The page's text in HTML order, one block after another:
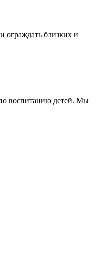
ограждать близких и
воспитанию детей. Мы